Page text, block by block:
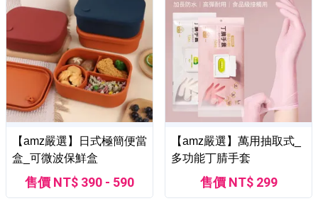
【amz嚴選】日式極簡便當
盒_可微波保鮮盒
售價 NT$ 390 - 590
【amz嚴選】萬用抽取式_
多功能丁腈手套
售價 NT$ 299